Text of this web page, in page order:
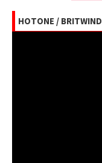
HOTONE / BRITWIND